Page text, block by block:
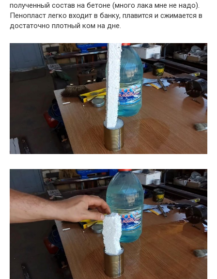
полученный состав на бетоне (много лака мне не надо).
Пенопласт легко входит в банку, плавится и сжимается в
достаточно плотный ком на дне.